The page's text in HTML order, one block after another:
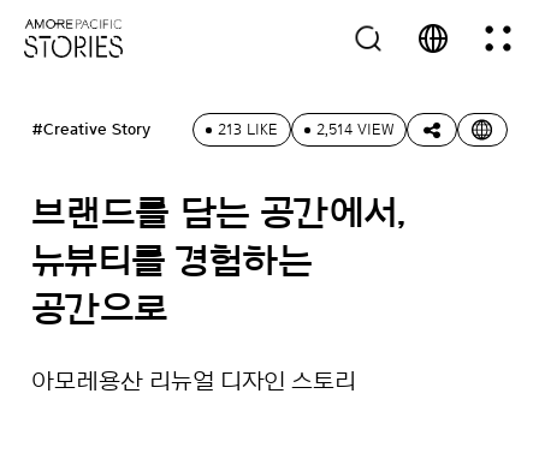
#Creative Story 213 LIKE 2,514 VIEW
브랜드를 담는 공간에서,
뉴뷰티를 경험하는
공간으로
아모레용산 리뉴얼 디자인 스토리